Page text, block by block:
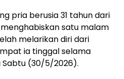
pria berusia 31 tahun dari
satu malam
melarikan diri dari
ia tinggal selama
(30/5/2026).